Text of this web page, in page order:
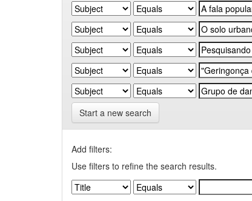
Start a new search
Add filters:
Use filters to refine the search results.